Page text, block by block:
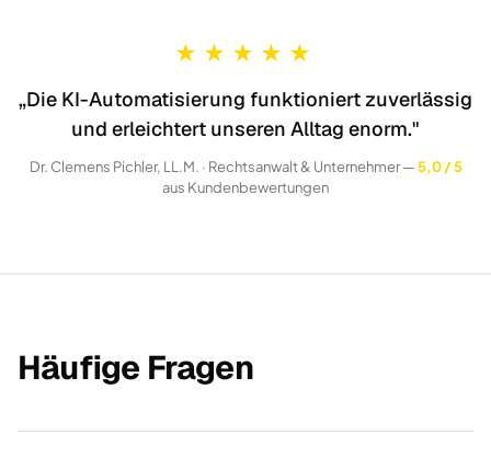
★ ★ ★ ★ ★
„Die KI-Automatisierung funktioniert zuverlässig
und erleichtert unseren Alltag enorm."
Dr. Clemens Pichler, LL.M. · Rechtsanwalt & Unternehmer —5,0 / 5
aus Kundenbewertungen
Häufige Fragen